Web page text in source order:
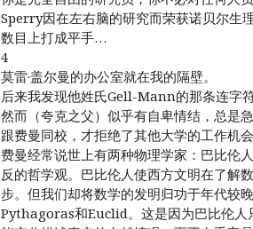
Sperry因在左右脑的研究而荣获诺贝尔生
数目上打成平手…
4
莫雷·盖尔曼的办公室就在我的隔壁。
后来我发现他姓氏Gell-Mann的那条连字
然而（夸克之父）似乎有自卑情结，总是
跟费曼同校，才拒绝了其他大学的工作机会
费曼经常说世上有两种物理学家：巴比伦
反的哲学观。巴比伦人使西方文明在了解
步。但我们却将数学的发明归功于年代较
Pythagoras和Euclid。这是因为巴比伦人